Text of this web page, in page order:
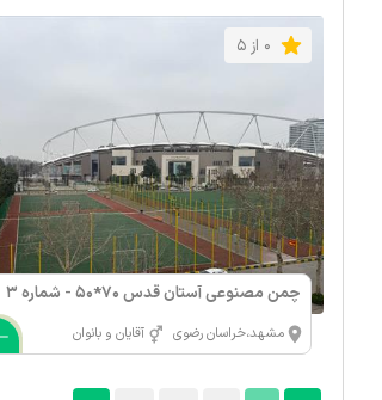
0 از 5
چمن مصنوعی آستان قدس 70*50 - شماره 3
بزرگمشهد،خراسان رضوی آقایان و بانوان